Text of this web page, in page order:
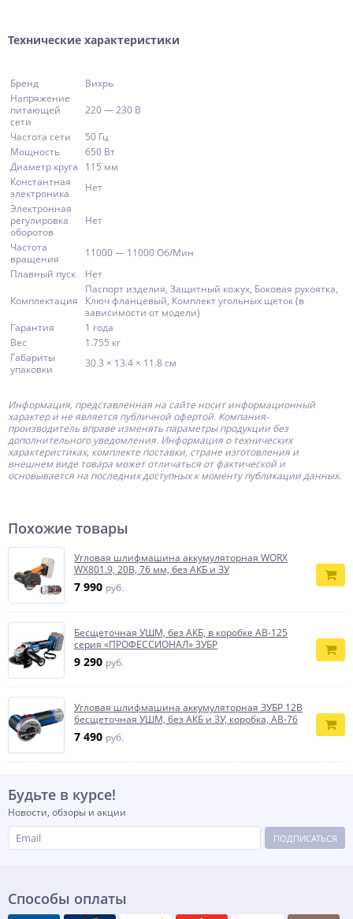
Технические характеристики
Бренд
Вихрь
Напряжение
питающей
сети
220 — 230 В
Частота сети
50 Гц
Мощность
650 Вт
Диаметр круга
115 мм
Константная
электроника
Нет
Электронная
регулировка
оборотов
Нет
Частота
вращения
11000 — 11000 Об/Мин
Плавный пуск
Нет
Комплектация
Паспорт изделия, Защитный кожух, Боковая рукоятка,
Ключ фланцевый, Комплект угольных щеток (в
зависимости от модели)
Гарантия
1 года
Вес
1.755 кг
Габариты
упаковки
30.3 × 13.4 × 11.8 см
Информация, представленная на сайте носит информационный
характер и не является публичной офертой. Компания-
производитель вправе изменять параметры продукции без
дополнительного уведомления. Информация о технических
характеристиках, комплекте поставки, стране изготовления и
внешнем виде товара может отличаться от фактической и
основывается на последних доступных к моменту публикации данных.
Похожие товары
Угловая шлифмашина аккумуляторная WORX
WX801.9, 20В, 76 мм, без АКБ и ЗУ
7 990 руб.
Бесщеточная УШМ, без АКБ, в коробке AB-125
серия «ПРОФЕССИОНАЛ» ЗУБР
9 290 руб.
Угловая шлифмашина аккумуляторная ЗУБР 12В
бесщеточная УШМ, без АКБ и ЗУ, коробка, AB-76
7 490 руб.
Будьте в курсе!
Новости, обзоры и акции
ПОДПИСАТЬСЯ
Способы оплаты